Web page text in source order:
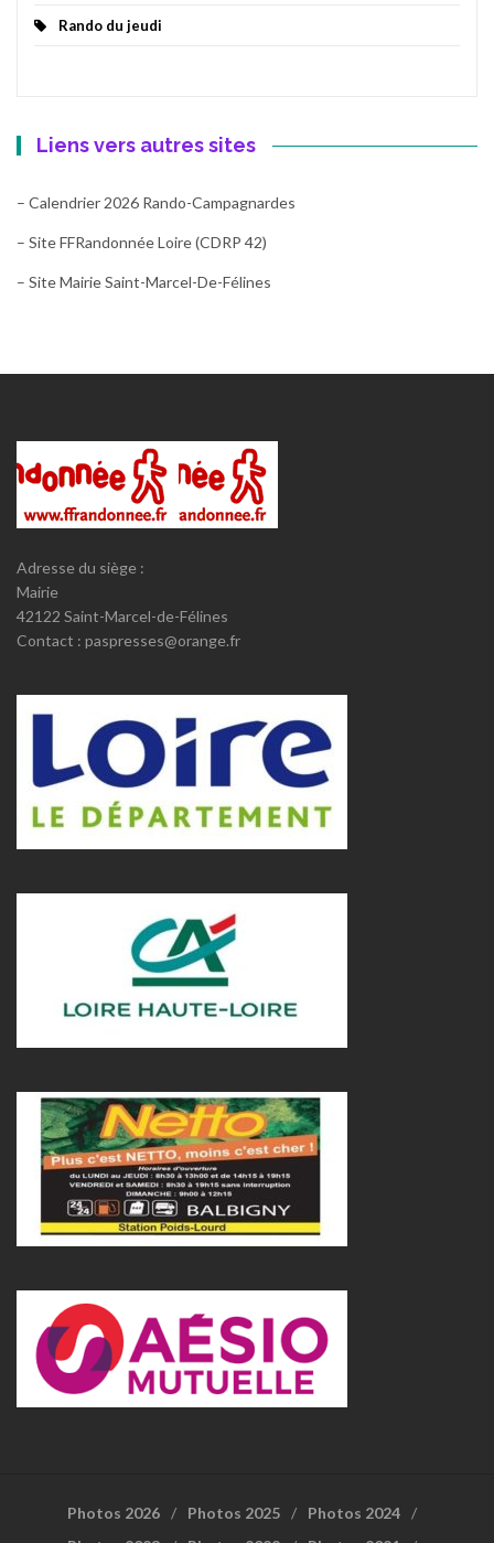
Rando du jeudi
Liens vers autres sites
– Calendrier 2026 Rando-Campagnardes
– Site FFRandonnée Loire (CDRP 42)
– Site Mairie Saint-Marcel-De-Félines
Adresse du siège :
Mairie
42122 Saint-Marcel-de-Félines
Contact : paspresses@orange.fr
Photos 2026 Photos 2025
Photos 2024